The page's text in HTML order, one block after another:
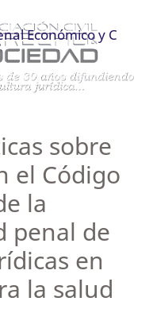
Económico y C
sobre
el Código
la
penal de
en
la salud